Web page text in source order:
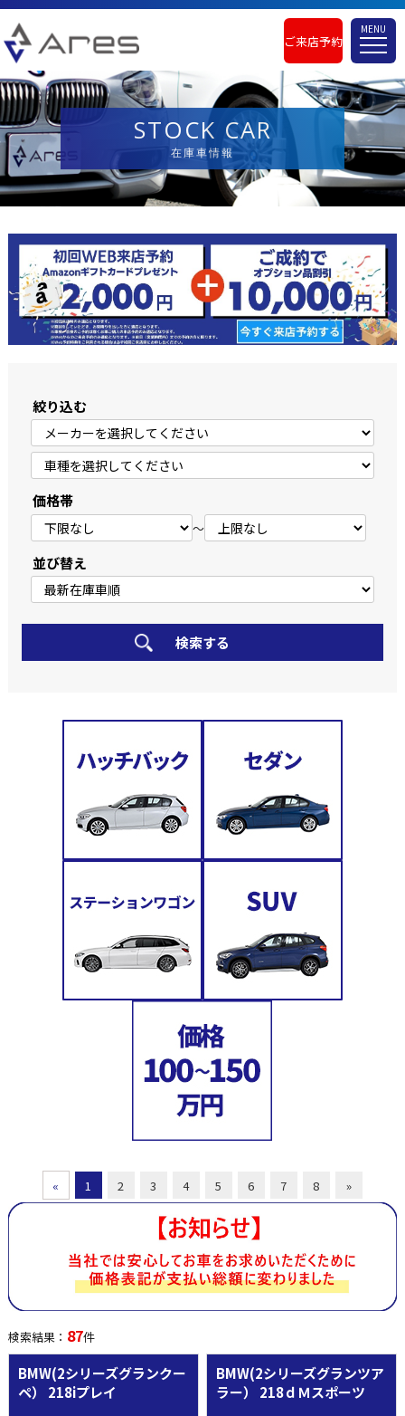
ご来店予約
MENU
STOCK CAR
在庫車情報
絞り込む
価格帯
～
並び替え
« 1 2 3 4 5 6 7 8 »
検索結果： 87件
BMW(2シリーズグランクー
ペ） 218iプレイ
BMW(2シリーズグランツア
ラー） 218ｄＭスポーツ